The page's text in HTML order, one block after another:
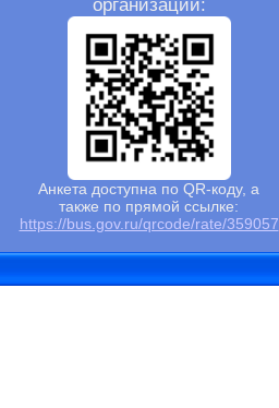
организации:
Анкета доступна по QR-коду, а
также по прямой ссылке:
https://bus.gov.ru/qrcode/rate/359057